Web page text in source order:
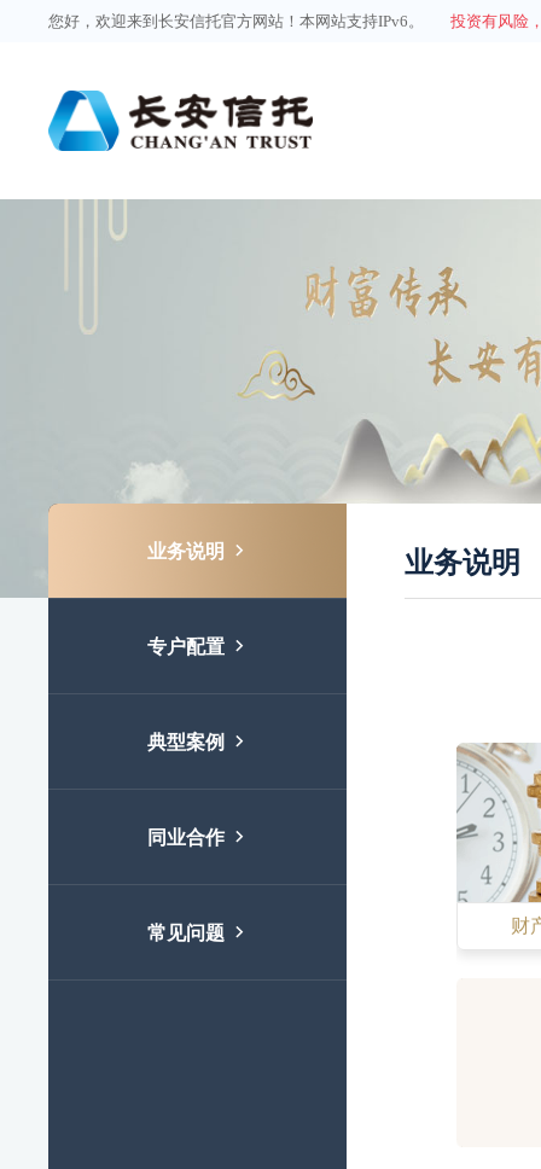
您好，欢迎来到长安信托官方网站！本网站支持IPv6。 投资有风险
业务说明 
专户配置 
典型案例 
同业合作 
常见问题 
业务说明
财